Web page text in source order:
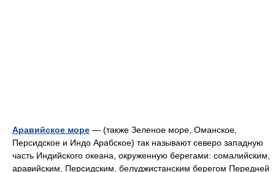
Аравийское море — (также Зеленое море, Оманское,
Персидское и Индо Арабское) так называют северо западную
часть Индийского океана, окруженную берегами: сомалийским,
аравийским, Персидским, белуджистанским берегом Передней